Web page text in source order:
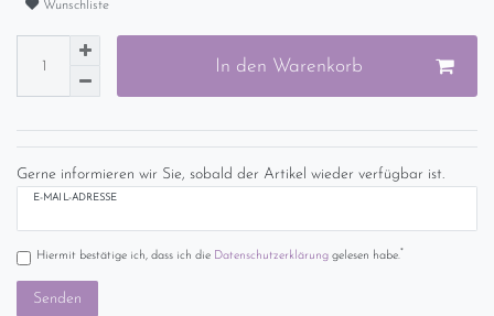
Wunschliste
In den Warenkorb
Gerne informieren wir Sie, sobald der Artikel wieder verfügbar ist.
E-MAIL-ADRESSE
Hiermit bestätige ich, dass ich die Daten­schutz­erklärunggelesen habe.*
Senden